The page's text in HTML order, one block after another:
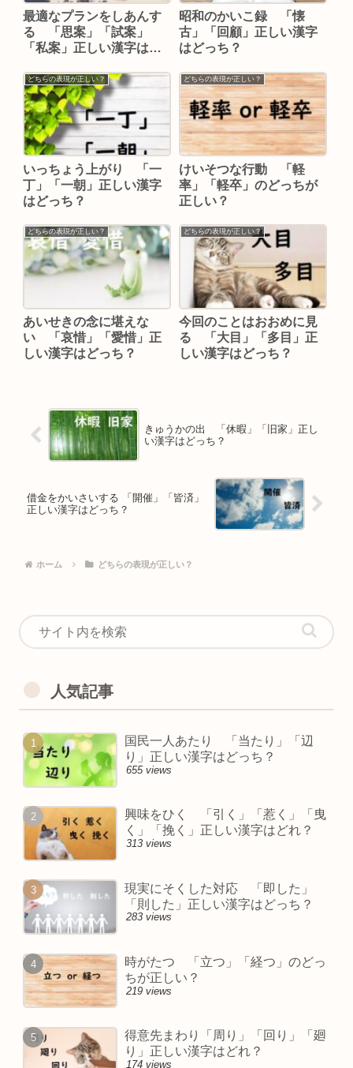
最適なプランをしあんす
る 「思案」「試案」
「私案」正しい漢字はど
昭和のかいこ録 「懐
古」「回顧」正しい漢字
はどっち？
どちらの表現が正しい？
いっちょう上がり 「一
丁」「一朝」正しい漢字
はどっち？
どちらの表現が正しい？
けいそつな行動 「軽
率」「軽卒」のどっちが
正しい？
どちらの表現が正しい？
あいせきの念に堪えな
い 「哀惜」「愛惜」正
しい漢字はどっち？
どちらの表現が正しい？
今回のことはおおめに見
る 「大目」「多目」正
しい漢字はどっち？
きゅうかの出 「休暇」「旧家」正し
い漢字はどっち？
借金をかいさいする 「開催」「皆済」
正しい漢字はどっち？
ホーム どちらの表現が正しい？
人気記事
国民一人あたり 「当たり」「辺
り」正しい漢字はどっち？
655 views
興味をひく 「引く」「惹く」「曳
く」「挽く」正しい漢字はどれ？
313 views
現実にそくした対応 「即した」
「則した」正しい漢字はどっち？
283 views
時がたつ 「立つ」「経つ」のどっ
ちが正しい？
219 views
得意先まわり「周り」「回り」「廻
り」正しい漢字はどれ？
174 views